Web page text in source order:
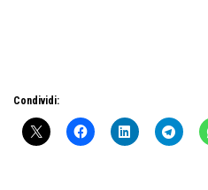
Condividi: